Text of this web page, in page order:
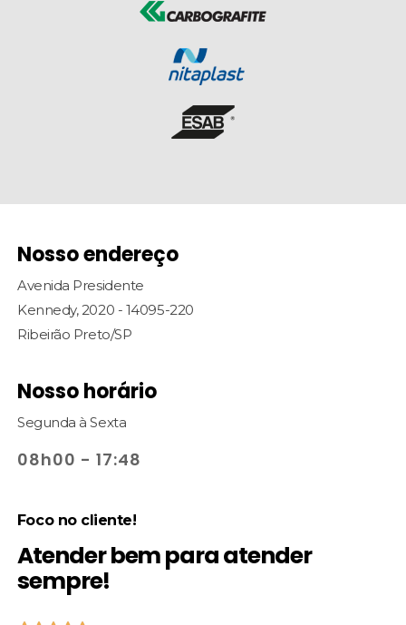
Nosso endereço
Avenida Presidente
Kennedy, 2020 - 14095-220
Ribeirão Preto/SP
Nosso horário
Segunda à Sexta
08h00 - 17:48
Foco no cliente!
Atender bem para atender
sempre!